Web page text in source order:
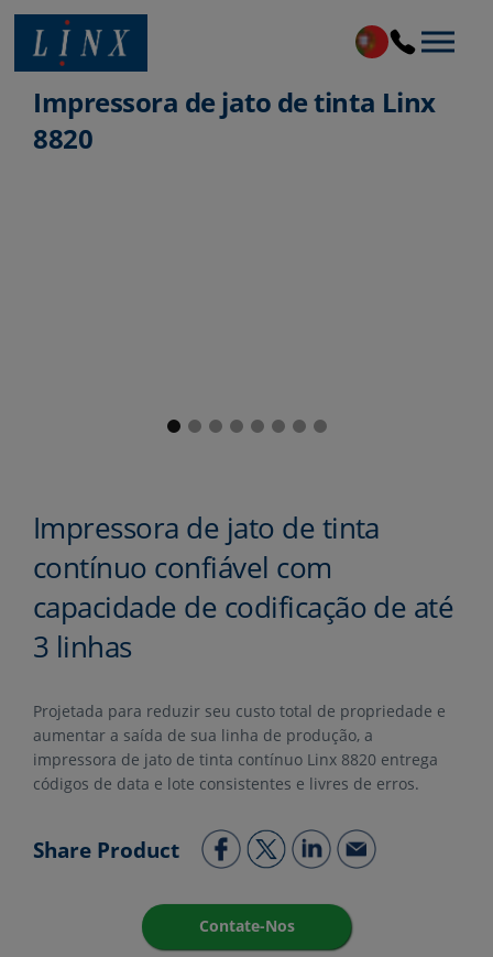
Linx Printing Technologies
Impressora de jato de tinta Linx
8820
Impressora de jato de tinta
contínuo confiável com
capacidade de codificação de até
3 linhas
Projetada para reduzir seu custo total de propriedade e
aumentar a saída de sua linha de produção, a
impressora de jato de tinta contínuo Linx 8820 entrega
códigos de data e lote consistentes e livres de erros.
Share Product
Contate-Nos